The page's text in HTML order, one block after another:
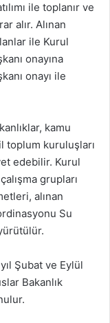
ile toplanır ve
alır. Alınan
ile Kurul
onayına
onayı ile
kamu
toplum kuruluşları
edebilir. Kurul
grupları
alınan
Su
Şubat ve Eylül
Bakanlık